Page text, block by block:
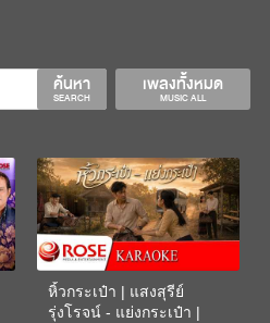
เพลงทั้งหมด
MUSIC ALL
ค้นหา
SEARCH
หิ้วกระเป๋า | แสงสุรีย์
รุ่งโรจน์ - แย่งกระเป๋า |